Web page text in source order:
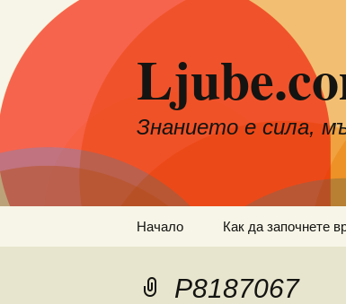
съдържанието
Знанието е сила,
Начало Как да започнете
P8187067